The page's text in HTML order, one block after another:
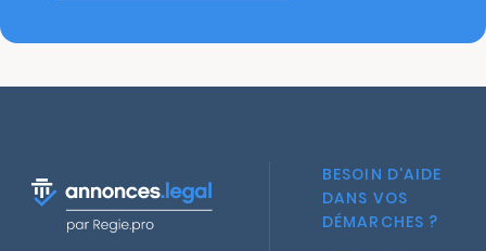
BESOIN D'AIDE
DANS VOS
DÉMARCHES ?